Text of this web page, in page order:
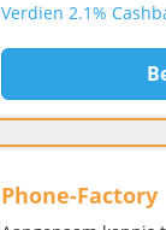
Verdien 2.1%
Phone-Factory